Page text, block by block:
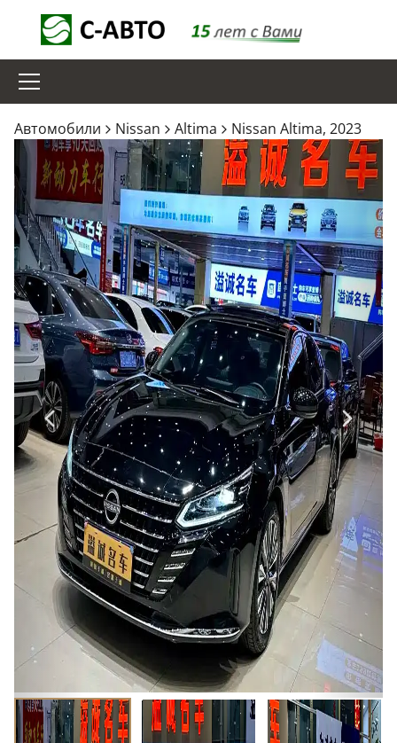
Aвтомобили Nissan Altima Nissan Altima, 2023